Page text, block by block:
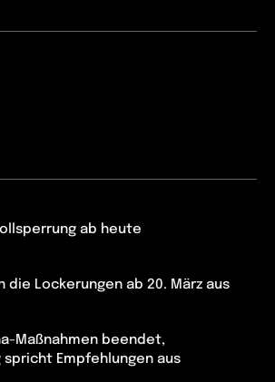
ab heute
die Lockerungen ab 20. März aus
Maßnahmen beendet,
spricht Empfehlungen aus